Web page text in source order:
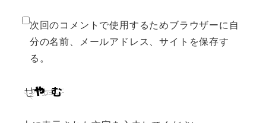
次回のコメントで使用するためブラウザーに自
分の名前、メールアドレス、サイトを保存す
る。